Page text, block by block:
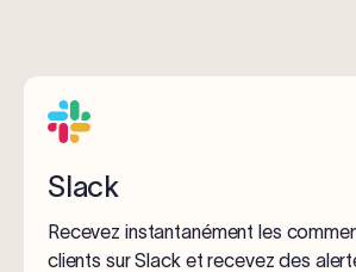
Slack
Recevez instantanément les
clients sur Slack et recevez des